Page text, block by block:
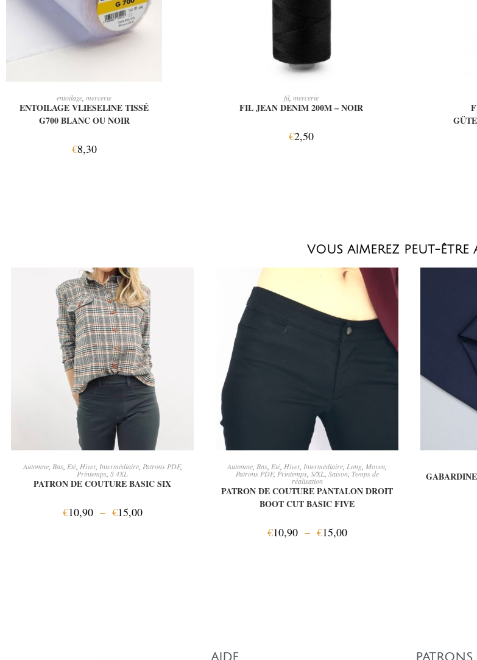
CHOIX DES OPTIONS
entoilage mercerie
ENTOILAGE VLIESELINE TISSÉ
G700 BLANC OU NOIR
€8,30
LIRE LA SUITE
fil, mercerie
FIL JEAN DENIM 200M – NOIR
€2,50
VOUS AIMEREZ PEUT-ÊTRE
CHOIX DES OPTIONS
Automne, Bas, Eté, Hiver, Intermédiaire, Patrons PDF,
Printemps S 4XL
PATRON DE COUTURE BASIC SIX
€10,90 – €15,00
CHOIX DES OPTIONS
Automne Bas Eté Hiver, Intermédiaire Long Moyen
Patrons PDF, Printemps, S/XL, Saison, Temps de
réalisation
PATRON DE COUTURE PANTALON DROIT
BOOT CUT BASIC FIVE
€10,90 – €15,00